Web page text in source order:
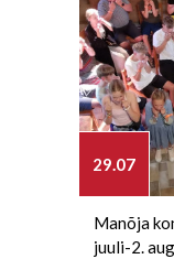
29.07
Manõja
juuli-2.